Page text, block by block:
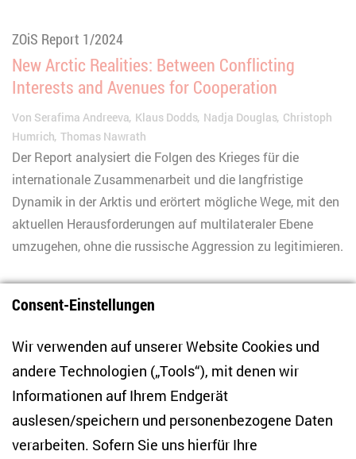
ZOiS Report 1/2024
New Arctic Realities: Between Conflicting
Interests and Avenues for Cooperation
Von Serafima Andreeva Klaus Dodds Nadja Douglas Christoph
Humrich Thomas Nawrath
Der Report analysiert die Folgen des Krieges für die
internationale Zusammenarbeit und die langfristige
Dynamik in der Arktis und erörtert mögliche Wege, mit den
aktuellen Herausforderungen auf multilateraler Ebene
umzugehen, ohne die russische Aggression zu legitimieren.
Zentrum für Osteuropa- und internationale
Studien
Consent-Einstellungen
Wir verwenden auf unserer Website Cookies und
andere Technologien („Tools“), mit denen wir
Informationen auf Ihrem Endgerät
auslesen/speichern und personenbezogene Daten
verarbeiten. Sofern Sie uns hierfür Ihre